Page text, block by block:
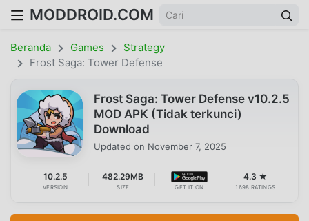
MODDROID.COM
Beranda Games
Strategy
Frost Saga: Tower Defense
Frost Saga: Tower Defense v10.2.5
MOD APK (Tidak terkunci)
Download
Updated on November 7, 2025
10.2.5
VERSION
482.29MB
SIZE GET IT ON
4.3 ★
1698 RATINGS